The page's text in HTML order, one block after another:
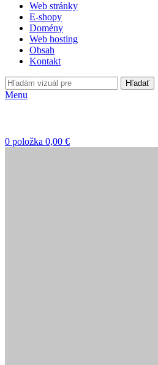
Web stránky
E-shopy
Domény
Web hosting
Obsah
Kontakt
Hľadať
Menu
0 položka 0,00 €